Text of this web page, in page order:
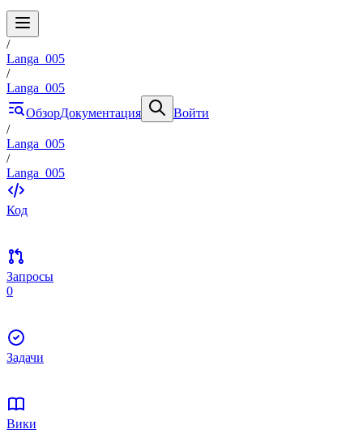
/
Langa_005
/
Langa_005
ОбзорДокументация
Войти
/
Langa_005
/
Langa_005
Код
Запросы
0
Задачи
Вики